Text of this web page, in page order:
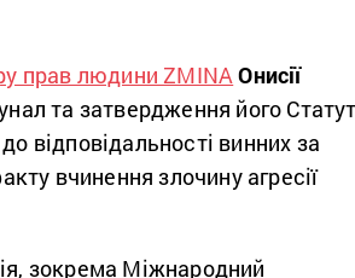
прав людини ZMINA Онисії
та затвердження його
відповідальності винних за
вчинення злочину агресії
зокрема Міжнародний